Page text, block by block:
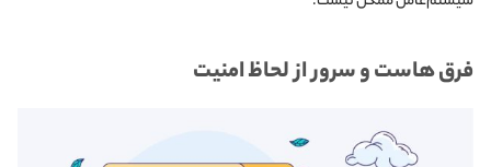
فرق هاست و سرور از لحاظ امنیت